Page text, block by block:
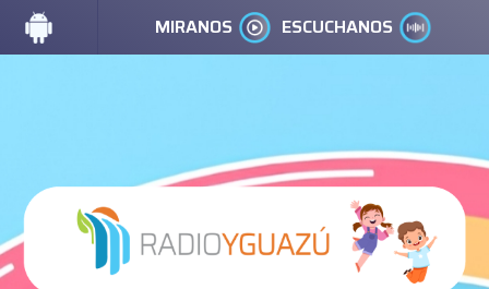
MIRANOS ESCUCHANOS